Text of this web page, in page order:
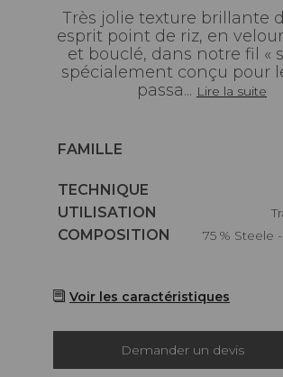
Très jolie texture brillante
esprit point de riz, en
et bouclé, dans notre fil «
spécialement conçu pour
passa... Lire la suite
Caractéristiques
FAMILLE
Caractéristiques
TECHNIQUE
Caractéristiques
UTILISATION
Caractéristiques
COMPOSITION
75 % Steele - 25 % Shiny
Voir les caractéristiques
Demander un devis